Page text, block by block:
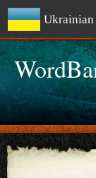
Ukrainian